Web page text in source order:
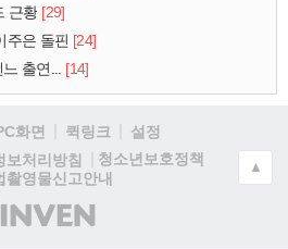
근황 [29]
주은 돌핀 [24]
출연... [14]
화면 퀵링크
설정
보처리방침
청소년보호정책
촬영물신고안내
(주)
인
▲